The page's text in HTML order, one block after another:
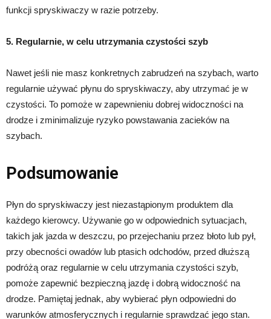
funkcji spryskiwaczy w razie potrzeby.
5. Regularnie, w celu utrzymania czystości szyb
Nawet jeśli nie masz konkretnych zabrudzeń na szybach, warto
regularnie używać płynu do spryskiwaczy, aby utrzymać je w
czystości. To pomoże w zapewnieniu dobrej widoczności na
drodze i zminimalizuje ryzyko powstawania zacieków na
szybach.
Podsumowanie
Płyn do spryskiwaczy jest niezastąpionym produktem dla
każdego kierowcy. Używanie go w odpowiednich sytuacjach,
takich jak jazda w deszczu, po przejechaniu przez błoto lub pył,
przy obecności owadów lub ptasich odchodów, przed dłuższą
podróżą oraz regularnie w celu utrzymania czystości szyb,
pomoże zapewnić bezpieczną jazdę i dobrą widoczność na
drodze. Pamiętaj jednak, aby wybierać płyn odpowiedni do
warunków atmosferycznych i regularnie sprawdzać jego stan.